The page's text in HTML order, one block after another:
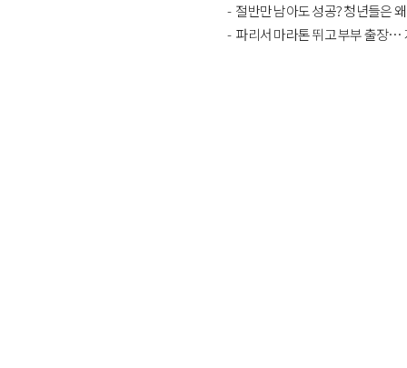
절반만 남아도 성공? 청년들은 왜 청년마을
파리서 마라톤 뛰고 부부 출장… 지방 공무원 '무